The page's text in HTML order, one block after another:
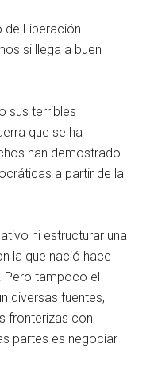
de Liberación
si llega a buen
sus terribles
que se ha
han demostrado
a partir de la
ni estructurar una
la que nació hace
Pero tampoco el
diversas fuentes,
fronterizas con
partes es negociar